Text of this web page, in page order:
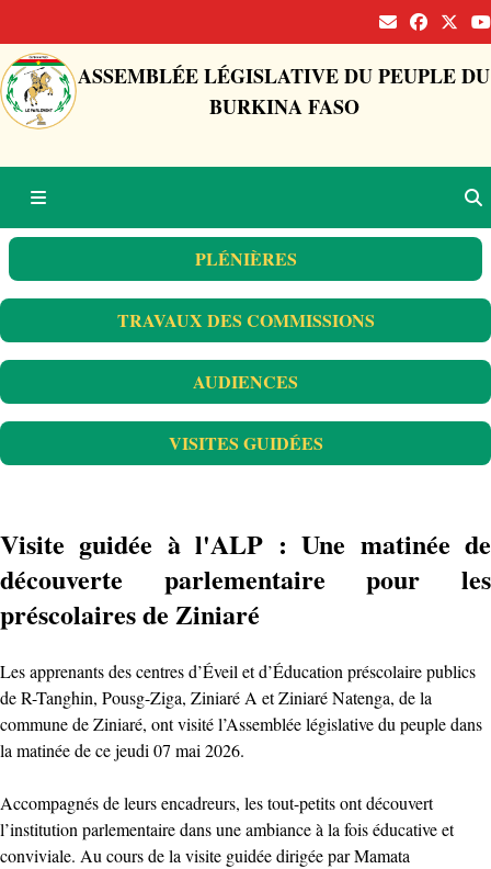
ASSEMBLÉE LÉGISLATIVE DU PEUPLE DU
BURKINA FASO
PLÉNIÈRES
TRAVAUX DES COMMISSIONS
AUDIENCES
VISITES GUIDÉES
Visite guidée à l'ALP : Une matinée de
découverte parlementaire pour les
préscolaires de Ziniaré
Les apprenants des centres d’Éveil et d’Éducation préscolaire publics
de R-Tanghin, Pousg-Ziga, Ziniaré A et Ziniaré Natenga, de la
commune de Ziniaré, ont visité l’Assemblée législative du peuple dans
la matinée de ce jeudi 07 mai 2026.
Accompagnés de leurs encadreurs, les tout-petits ont découvert
l’institution parlementaire dans une ambiance à la fois éducative et
conviviale. Au cours de la visite guidée dirigée par Mamata